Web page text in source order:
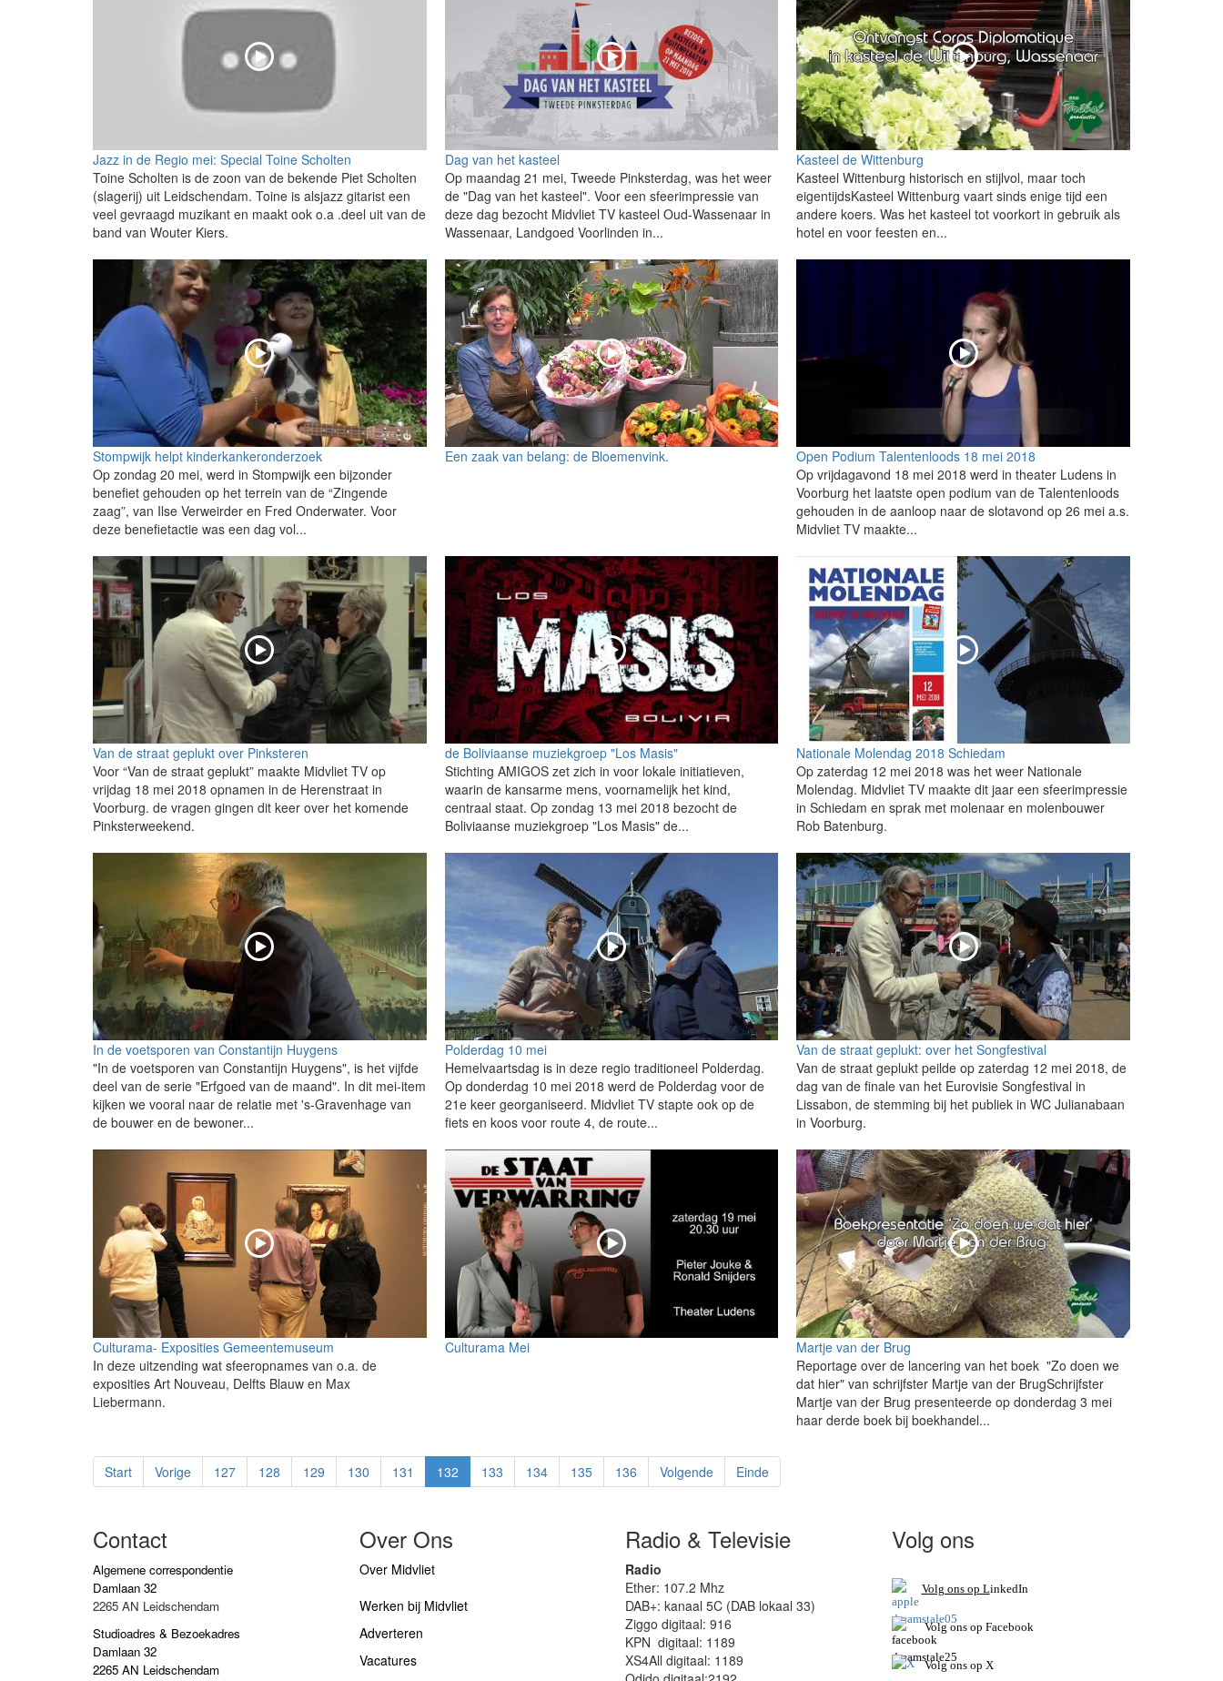
Jazz in de Regio mei: Special Toine Scholten
Toine Scholten is de zoon van de bekende Piet Scholten
(slagerij) uit Leidschendam. Toine is alsjazz gitarist een
veel gevraagd muzikant en maakt ook o.a .deel uit van de
band van Wouter Kiers.
Dag van het kasteel
Op maandag 21 mei, Tweede Pinksterdag, was het weer
de "Dag van het kasteel". Voor een sfeerimpressie van
deze dag bezocht Midvliet TV kasteel Oud-Wassenaar in
Wassenaar, Landgoed Voorlinden in...
Kasteel de Wittenburg
Kasteel Wittenburg historisch en stijlvol, maar toch
eigentijdsKasteel Wittenburg vaart sinds enige tijd een
andere koers. Was het kasteel tot voorkort in gebruik als
hotel en voor feesten en...
Stompwijk helpt kinderkankeronderzoek
Op zondag 20 mei, werd in Stompwijk een bijzonder
benefiet gehouden op het terrein van de “Zingende
zaag”, van Ilse Verweirder en Fred Onderwater. Voor
deze benefietactie was een dag vol...
Een zaak van belang: de Bloemenvink.
Open Podium Talentenloods 18 mei 2018
Op vrijdagavond 18 mei 2018 werd in theater Ludens in
Voorburg het laatste open podium van de Talentenloods
gehouden in de aanloop naar de slotavond op 26 mei a.s.
Midvliet TV maakte...
Van de straat geplukt over Pinksteren
Voor “Van de straat geplukt” maakte Midvliet TV op
vrijdag 18 mei 2018 opnamen in de Herenstraat in
Voorburg. de vragen gingen dit keer over het komende
Pinksterweekend.
de Boliviaanse muziekgroep "Los Masis"
Stichting AMIGOS zet zich in voor lokale initiatieven,
waarin de kansarme mens, voornamelijk het kind,
centraal staat. Op zondag 13 mei 2018 bezocht de
Boliviaanse muziekgroep "Los Masis" de...
Nationale Molendag 2018 Schiedam
Op zaterdag 12 mei 2018 was het weer Nationale
Molendag. Midvliet TV maakte dit jaar een sfeerimpressie
in Schiedam en sprak met molenaar en molenbouwer
Rob Batenburg.
In de voetsporen van Constantijn Huygens
"In de voetsporen van Constantijn Huygens", is het vijfde
deel van de serie "Erfgoed van de maand". In dit mei-item
kijken we vooral naar de relatie met 's-Gravenhage van
de bouwer en de bewoner...
Polderdag 10 mei
Hemelvaartsdag is in deze regio traditioneel Polderdag.
Op donderdag 10 mei 2018 werd de Polderdag voor de
21e keer georganiseerd. Midvliet TV stapte ook op de
fiets en koos voor route 4, de route...
Van de straat geplukt: over het Songfestival
Van de straat geplukt peilde op zaterdag 12 mei 2018, de
dag van de finale van het Eurovisie Songfestival in
Lissabon, de stemming bij het publiek in WC Julianabaan
in Voorburg.
Culturama- Exposities Gemeentemuseum
In deze uitzending wat sfeeropnames van o.a. de
exposities Art Nouveau, Delfts Blauw en Max
Liebermann.
Culturama Mei
Martje van der Brug
Reportage over de lancering van het boek "Zo doen we
dat hier" van schrijfster Martje van der BrugSchrijfster
Martje van der Brug presenteerde op donderdag 3 mei
haar derde boek bij boekhandel...
Start Vorige 127 128 129 130 131 132 133 134 135 136 Volgende Einde
Contact
Algemene correspondentie
Damlaan 32
2265 AN Leidschendam
Studioadres & Bezoekadres
Damlaan 32
2265 AN Leidschendam
Over Ons
Over Midvliet
Werken bij Midvliet
Adverteren
Vacatures
Radio & Televisie
Radio
Ether: 107.2 Mhz
DAB+: kanaal 5C (DAB lokaal 33)
Ziggo digitaal: 916
KPN digitaal: 1189
XS4All digitaal: 1189
Volg ons
Volg ons op LinkedIn
Volg ons op Facebook
Volg ons op X